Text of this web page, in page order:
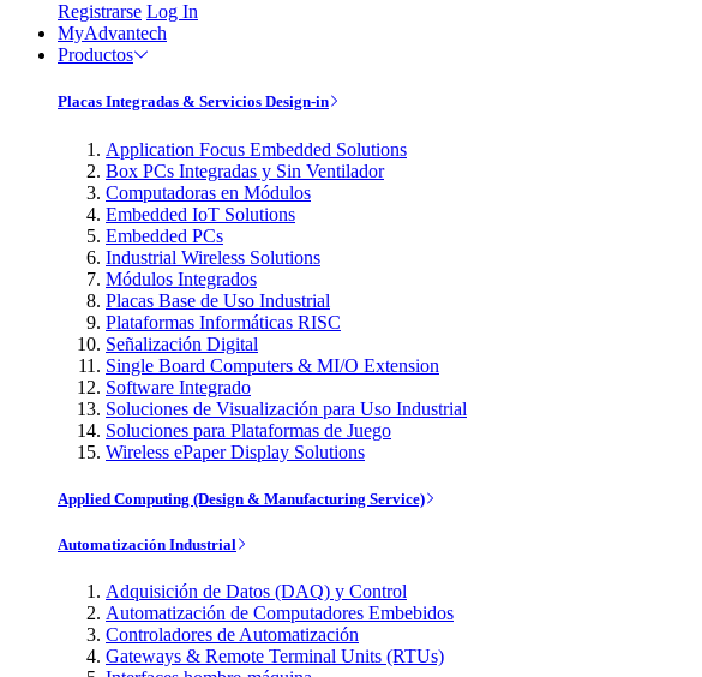
Registrarse Log In
MyAdvantech
Productos
Placas Integradas & Servicios Design-in
Application Focus Embedded Solutions
Box PCs Integradas y Sin Ventilador
Computadoras en Módulos
Embedded IoT Solutions
Embedded PCs
Industrial Wireless Solutions
Módulos Integrados
Placas Base de Uso Industrial
Plataformas Informáticas RISC
Señalización Digital
Single Board Computers & MI/O Extension
Software Integrado
Soluciones de Visualización para Uso Industrial
Soluciones para Plataformas de Juego
Wireless ePaper Display Solutions
Applied Computing (Design & Manufacturing Service)
Automatización Industrial
Adquisición de Datos (DAQ) y Control
Automatización de Computadores Embebidos
Controladores de Automatización
Gateways & Remote Terminal Units (RTUs)